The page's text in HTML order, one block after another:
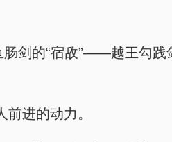
肠剑的“宿敌”——越王勾
进的动力。